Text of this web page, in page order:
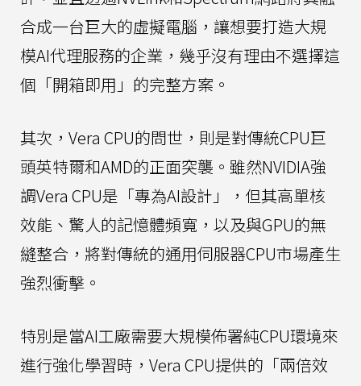
合成一台巨大的虛擬電腦，讓想要打造大規
模AI代理服務的企業，幾乎沒有理由不選擇這
個「開箱即用」的完整方案。
其次，Vera CPU的問世，則是對傳統CPU巨
頭英特爾和AMD的正面突襲。雖然NVIDIA強
調Vera CPU是「專為AI設計」，但其高單核
效能、驚人的記憶體頻寬，以及與GPU的無
縫整合，將對傳統的通用伺服器CPU市場產生
強烈衝擊。
特別是當AI工廠需要大規模佈署純CPU環境來
進行強化學習時，Vera CPU提供的「兩倍效